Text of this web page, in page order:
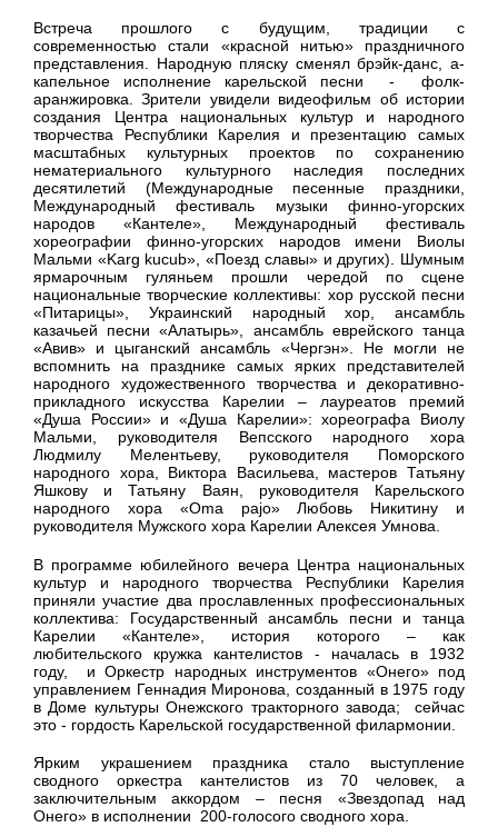
Встреча прошлого с будущим, традиции с
современностью стали «красной нитью» праздничного
представления. Народную пляску сменял брэйк-данс, а-
капельное исполнение карельской песни - фолк-
аранжировка. Зрители увидели видеофильм об истории
создания Центра национальных культур и народного
творчества Республики Карелия и презентацию самых
масштабных культурных проектов по сохранению
нематериального культурного наследия последних
десятилетий (Международные песенные праздники,
Международный фестиваль музыки финно-угорских
народов «Кантеле», Международный фестиваль
хореографии финно-угорских народов имени Виолы
Мальми «Karg kucub», «Поезд славы» и других). Шумным
ярмарочным гуляньем прошли чередой по сцене
национальные творческие коллективы: хор русской песни
«Питарицы», Украинский народный хор, ансамбль
казачьей песни «Алатырь», ансамбль еврейского танца
«Авив» и цыганский ансамбль «Чергэн». Не могли не
вспомнить на празднике самых ярких представителей
народного художественного творчества и декоративно-
прикладного искусства Карелии – лауреатов премий
«Душа России» и «Душа Карелии»: хореографа Виолу
Мальми, руководителя Вепсского народного хора
Людмилу Мелентьеву, руководителя Поморского
народного хора, Виктора Васильева, мастеров Татьяну
Яшкову и Татьяну Ваян, руководителя Карельского
народного хора «Oma pajo» Любовь Никитину и
руководителя Мужского хора Карелии Алексея Умнова.
В программе юбилейного вечера Центра национальных
культур и народного творчества Республики Карелия
приняли участие два прославленных профессиональных
коллектива: Государственный ансамбль песни и танца
Карелии «Кантеле», история которого – как
любительского кружка кантелистов - началась в 1932
году, и Оркестр народных инструментов «Онего» под
управлением Геннадия Миронова, созданный в 1975 году
в Доме культуры Онежского тракторного завода; сейчас
это - гордость Карельской государственной филармонии.
Ярким украшением праздника стало выступление
сводного оркестра кантелистов из 70 человек, а
заключительным аккордом – песня «Звездопад над
Онего» в исполнении 200-голосого сводного хора.